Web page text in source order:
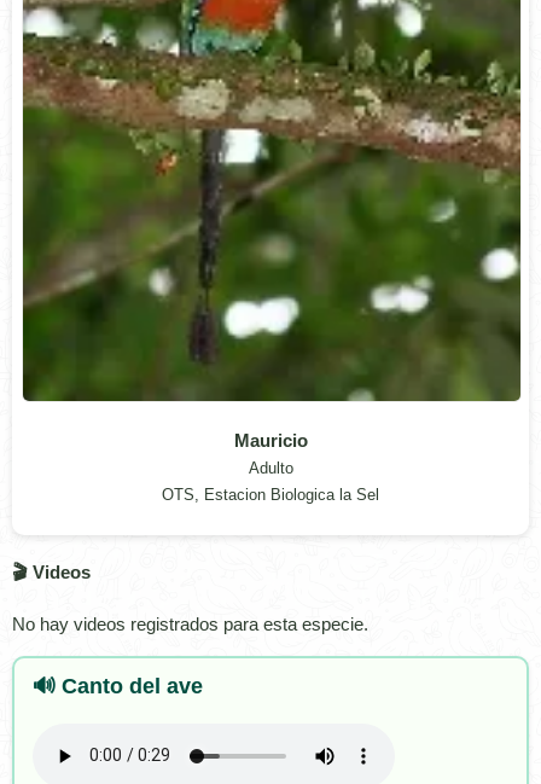
Mauricio
Adulto
OTS, Estacion Biologica la Sel
🎬 Videos
No hay videos registrados para esta especie.
🔊 Canto del ave